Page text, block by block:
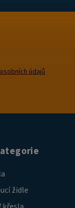
údajů
židle